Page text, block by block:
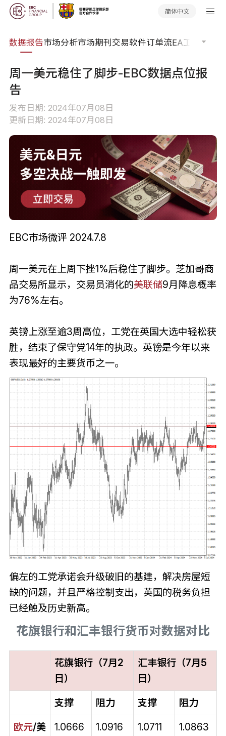
简体中文
数据报告市场分析市场期刊交易软件订单流EA工具库
周一美元稳住了脚步-EBC数据点位报
告
发布日期: 2024年07月08日
更新日期: 2024年07月08日
EBC市场微评 2024.7.8
周一美元在上周下挫1%后稳住了脚步。芝加哥商
品交易所显示，交易员消化的美联储9月降息概率
为76%左右。
英镑上涨至逾3周高位，工党在英国大选中轻松获
胜，结束了保守党14年的执政。英镑是今年以来
表现最好的主要货币之一。
偏左的工党承诺会升级破旧的基建，解决房屋短
缺的问题，并且严格控制支出，英国的税务负担
已经触及历史新高。
花旗银行和汇丰银行货币对数据对比
花旗银行（7月2
日）
汇丰银行（7月5
日）
支撑
阻力 支撑
阻力
欧元/美
1.0666 1.0916 1.0711 1.0863